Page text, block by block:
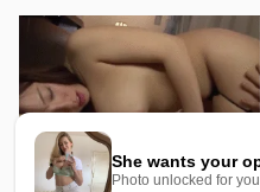
755
Harassed by a stalker MMSub